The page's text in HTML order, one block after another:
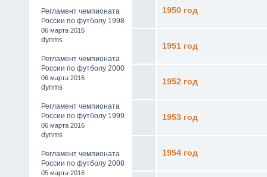
Регламент чемпионата
России по футболу 1998
06 марта 2016
dynms
Регламент чемпионата
России по футболу 2000
06 марта 2016
dynms
Регламент чемпионата
России по футболу 1999
06 марта 2016
dynms
Регламент чемпионата
России по футболу 2008
05 марта 2016
1950 год
1951 год
1952 год
1953 год
1954 год